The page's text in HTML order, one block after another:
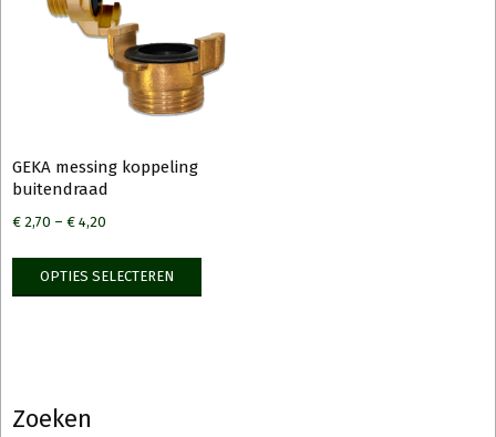
GEKA messing koppeling
buitendraad
€ 2,70 – € 4,20
OPTIES SELECTEREN
Dit
Zoeken